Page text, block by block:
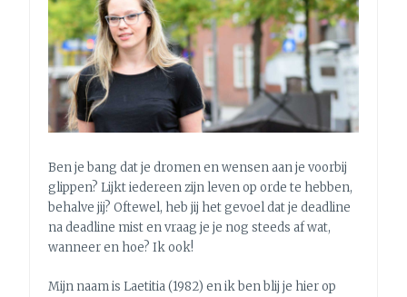
FUNCTIONEREN
+
BOEKENTIP
[DEEL
1]
Ben je bang dat je dromen en wensen aan je voorbij
glippen? Lijkt iedereen zijn leven op orde te hebben,
behalve jij? Oftewel, heb jij het gevoel dat je deadline
na deadline mist en vraag je je nog steeds af wat,
wanneer en hoe? Ik ook!
Mijn naam is Laetitia (1982) en ik ben blij je hier op